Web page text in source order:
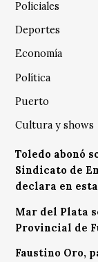
Policiales
Deportes
Economía
Política
Puerto
Cultura y shows
Toledo abonó
Sindicato de
declara en
Mar del Plata
Provincial de
Faustino Oro,